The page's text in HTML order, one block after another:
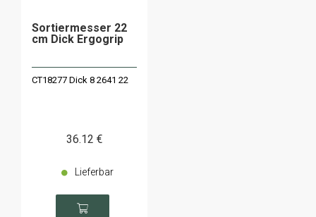
Sortiermesser 22
cm Dick Ergogrip
CT18277 Dick 8 2641 22
36.12 €
Lieferbar